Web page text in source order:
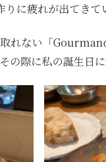
に疲れが出てきて
れない「
の際に私の誕生日